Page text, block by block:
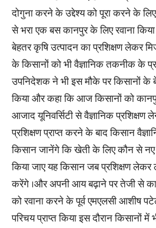
दोगुना करने के उद्देश्य को पूरा करने के
से भरा एक बस कानपुर के लिए रवाना
बेहतर कृषि उत्पादन का प्रशिक्षण लेकर
के किसानों को भी वैज्ञानिक तकनीक के
उपनिदेशक ने भी इस मौके पर किसानों के
किया और कहा कि आज किसानों को
आजाद यूनिवर्सिटी से वैज्ञानिक प्रशिक्षण
प्रशिक्षण प्राप्त करने के बाद किसान
किसान जानेंगे कि खेती के लिए कौन से नए
किया जाए यह किसान जब प्रशिक्षण लेकर
करेंगे ।और अपनी आय बढ़ाने पर तेजी से
को रवाना करने के पूर्व एमएलसी आशीष
परिचय प्राप्त किया इस दौरान किसानों में